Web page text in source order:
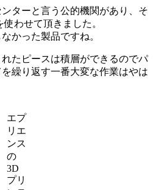
ターと言う公的機関があり、そ
わせて頂きました。
かった製品ですね。
たピースは積層ができるのでパ
繰り返す一番大変な作業はやは
エプ
リエ
ンス
の
3D
プリ